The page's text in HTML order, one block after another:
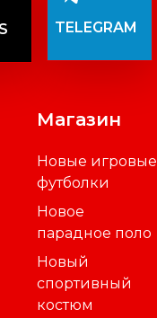
TELEGRAM
Магазин
Новые игровые
футболки
Новое
парадное поло
Новый
спортивный
костюм